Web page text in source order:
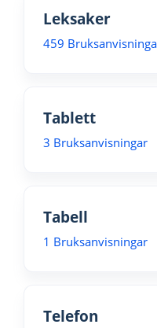
Leksaker
459
Tablett
3 Bruksanvisningar
Tabell
1 Bruksanvisningar
Telefon